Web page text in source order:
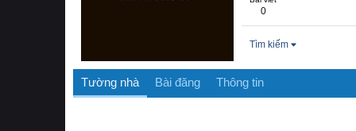
0
Tìm kiếm
Tường nhà Bài đăng Thông tin